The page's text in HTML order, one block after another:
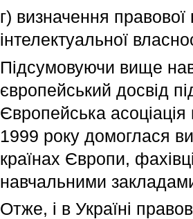
г) визначення
інтелектуальної
Підсумовуючи вище
європейський досвід
Європейська асоціація
1999 року домоглася
країнах Європи,
навчальними
Отже, і в Україні